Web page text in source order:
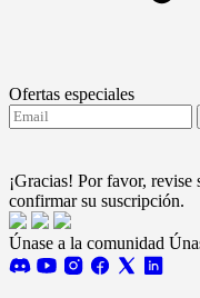
Ofertas especiales
¡Gracias! Por favor, revise
confirmar su suscripción.
Únase a la comunidad